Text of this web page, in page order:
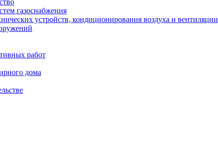
газоснабжения
устройств, кондиционирования воздуха и вентиляции
работ
дома